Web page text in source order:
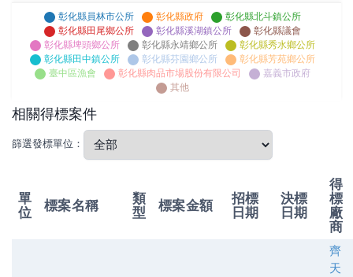
彰化縣員林市公所 彰化縣政府
彰化縣北斗鎮公所
彰化縣田尾鄉公所
彰化縣溪湖鎮公所
彰化縣議會
彰化縣埤頭鄉公所
彰化縣永靖鄉公所
彰化縣秀水鄉公所
彰化縣田中鎮公所
彰化縣芬園鄉公所
彰化縣芳苑鄉公所
臺中區漁會
彰化縣肉品市場股份有限公司
嘉義市政府
其他
相關得標案件
篩選發標單位：
單
位
標案名稱
類
型
標案金額
招標
日期
決標
日期
得
標
廠
商
齊
天